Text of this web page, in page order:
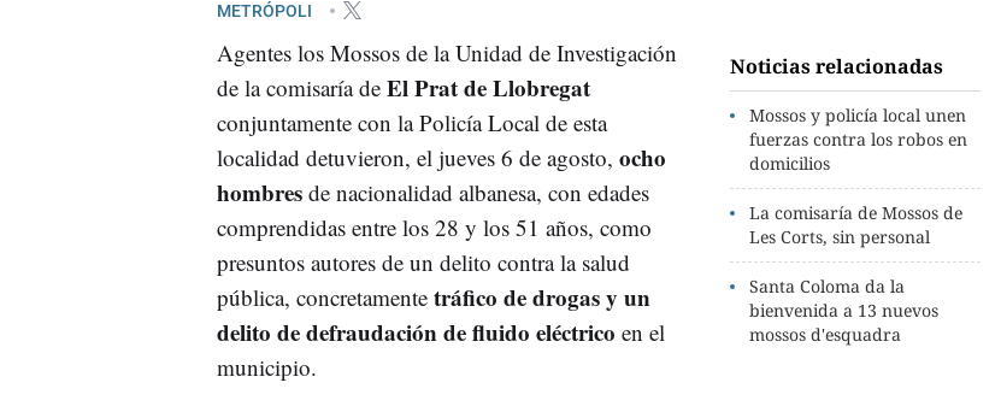
METRÓPOLI
Noticias relacionadas
Mossos y policía local unen
fuerzas contra los robos en
domicilios
La comisaría de Mossos de
Les Corts, sin personal
Santa Coloma da la
bienvenida a 13 nuevos
mossos d'esquadra
Agentes los Mossos de la Unidad de Investigación
de la comisaría de El Prat de Llobregat
conjuntamente con la Policía Local de esta
localidad detuvieron, el jueves 6 de agosto, ocho
hombres de nacionalidad albanesa, con edades
comprendidas entre los 28 y los 51 años, como
presuntos autores de un delito contra la salud
pública, concretamente tráfico de drogas y un
delito de defraudación de fluido eléctrico en el
municipio.